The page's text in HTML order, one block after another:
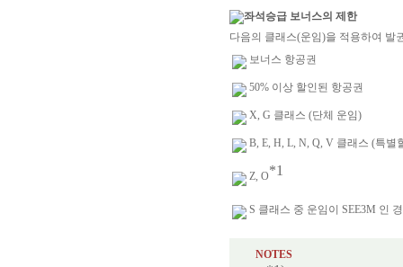
좌석승급 보너스의 제한
다음의 클래스(운임)을 적용하여 발
보너스 항공권
50% 이상 할인된 항공권
X, G 클래스 (단체 운임)
B, E, H, L, N, Q, V 클래스 (특별
Z, O*1
S 클래스 중 운임이 SEE3M 인
NOTES